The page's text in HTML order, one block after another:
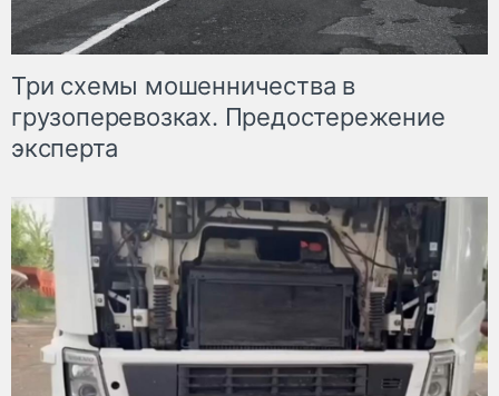
Три схемы мошенничества в
грузоперевозках. Предостережение
эксперта